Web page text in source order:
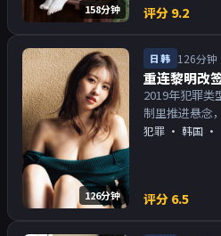
158分钟 评分 9.2
126分钟
日韩 126分钟
重连黎明改
2019年犯罪类
制里推进悬念
落，观感顺滑
犯罪 · 韩国 ·
评分 6.5